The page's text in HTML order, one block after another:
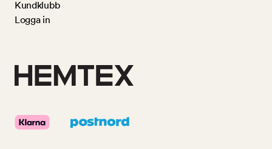
Kundklubb
Logga in